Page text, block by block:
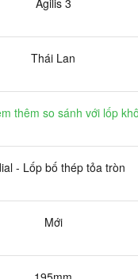
Agilis 3
Thái Lan
thêm so sánh với lốp
- Lốp bố thép tỏa tròn
Mới